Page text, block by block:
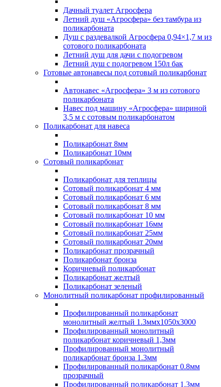
Дачный туалет Агросфера
Летний душ «Агросфера» без тамбура из
поликарбоната
Душ с раздевалкой Агросфера 0,94×1,7 м из
сотового поликарбоната
Летний душ для дачи с подогревом
Летний душ с подогревом 150л бак
Готовые автонавесы под сотовый поликарбонат
Автонавес «Агросфера» 3 м из сотового
поликарбоната
Навес под машину «Агросфера» шириной
3,5 м с сотовым поликарбонатом
Поликарбонат для навеса
Поликарбонат 8мм
Поликарбонат 10мм
Сотовый поликарбонат
Поликарбонат для теплицы
Сотовый поликарбонат 4 мм
Сотовый поликарбонат 6 мм
Сотовый поликарбонат 8 мм
Сотовый поликарбонат 10 мм
Сотовый поликарбонат 16мм
Сотовый поликарбонат 25мм
Сотовый поликарбонат 20мм
Поликарбонат прозрачный
Поликарбонат бронза
Коричневый поликарбонат
Поликарбонат желтый
Поликарбонат зеленый
Монолитный поликарбонат профилированный
Профилированный поликарбонат
монолитный желтый 1.3ммх1050х3000
Профилированный монолитный
поликарбонат коричневый 1,3мм
Профилированный монолитный
поликарбонат бронза 1.3мм
Профилированный поликарбонат 0.8мм
прозрачный
Профилированный поликарбонат 1.3мм